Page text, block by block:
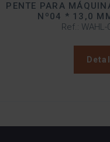
PENTE PARA
Nº04 * 13,0
Ref.: